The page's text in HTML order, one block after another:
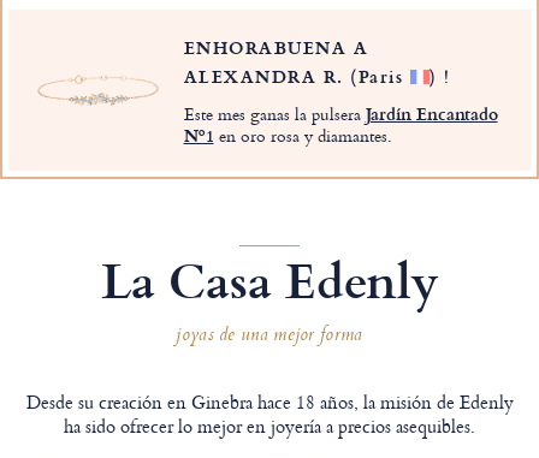
ENHORABUENA A
ALEXANDRA R. (Paris ) !
Este mes ganas la pulseraJardín Encantado
Nº1 en oro rosa y diamantes.
La Casa Edenly
joyas de una mejor forma
Desde su creación en Ginebra hace 18 años, la misión de Edenly
ha sido ofrecer lo mejor en joyería a precios asequibles.